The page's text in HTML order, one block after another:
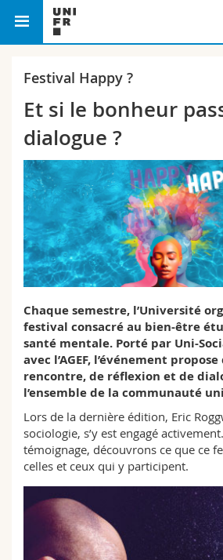
Etudes
Campus
Recherche
Université
Formation continue
Facultés
Théologie
Droit
Sciences économiques et
Lettres et sciences humaines
Sciences de l'éducation et de la
Sciences et médecine
Vous êtes
Futurs étudiants
Etudiants
Médias
Chercheurs
Collaborateurs
Ressources
Annuaire du personnel
Plan d'accès
Bibliothèques
Webmail
MyUnifr
Festival Happy ?
Et si le bonheur
dialogue ?
Chaque semestre, l’Université
festival consacré au bien-être
santé mentale. Porté par Uni-
avec l’AGEF, l’événement
rencontre, de réflexion et de
l’ensemble de la communauté
Lors de la dernière édition, Eric
sociologie, s’y est engagé
témoignage, découvrons ce que ce
celles et ceux qui y participent.